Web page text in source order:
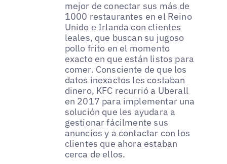
mejor de conectar sus más de
1000 restaurantes en el Reino
Unido e Irlanda con clientes
leales, que buscan su jugoso
pollo frito en el momento
exacto en que están listos para
comer. Consciente de que los
datos inexactos les costaban
dinero, KFC recurrió a Uberall
en 2017 para implementar una
solución que les ayudara a
gestionar fácilmente sus
anuncios y a contactar con los
clientes que ahora estaban
cerca de ellos.